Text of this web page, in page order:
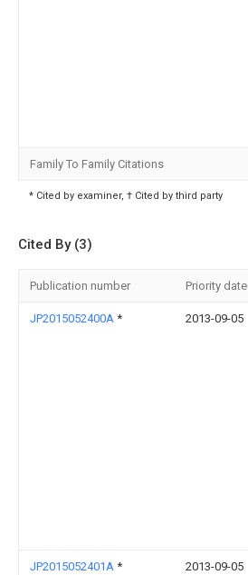
Family To Family Citations
* Cited by examiner, † Cited by third party
Cited By (3)
Publication number Priority date
JP2015052400A * 2013-09-05
JP2015052401A * 2013-09-05